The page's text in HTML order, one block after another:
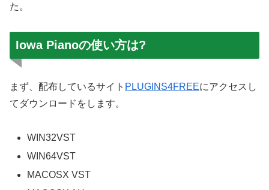
た。
Iowa Pianoの使い方は?
まず、配布しているサイト PLUGINS4FREEにアクセスし
てダウンロードをします。
WIN32VST
WIN64VST
MACOSX VST